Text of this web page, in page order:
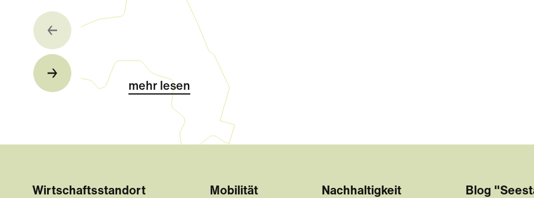
mehr lesen
Wirtschaftsstandort Mobilität Nachhaltigkeit Blog